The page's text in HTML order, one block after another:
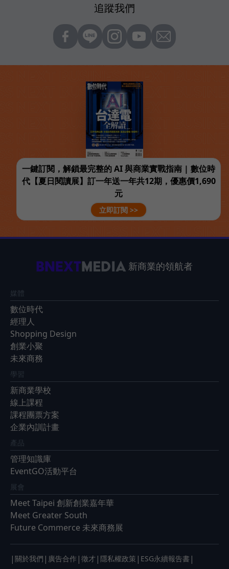
追蹤我們
一鍵訂閱，解鎖最完整的 AI 與商業實戰指南 | 數位時
代【夏日閱讀展】訂一年送一年共12期，優惠價1,690
元
立即訂閱 >>
新商業的領航者
媒體
數位時代
經理人
Shopping Design
創業小聚
未來商務
學習
新商業學校
線上課程
課程團票方案
企業內訓計畫
產品
管理知識庫
EventGO活動平台
展會
Meet Taipei 創新創業嘉年華
Meet Greater South
Future Commerce 未來商務展
| 關於我們 | 廣告合作 | 徵才 | 隱私權政策 | ESG永續報告書 |